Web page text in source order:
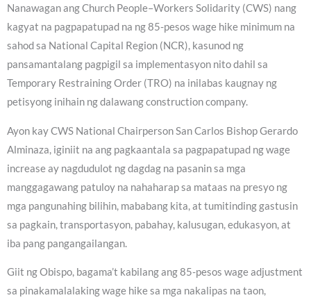
Nanawagan ang Church People–Workers Solidarity (CWS) nang
kagyat na pagpapatupad na ng 85-pesos wage hike minimum na
sahod sa National Capital Region (NCR), kasunod ng
pansamantalang pagpigil sa implementasyon nito dahil sa
Temporary Restraining Order (TRO) na inilabas kaugnay ng
petisyong inihain ng dalawang construction company.
Ayon kay CWS National Chairperson San Carlos Bishop Gerardo
Alminaza, iginiit na ang pagkaantala sa pagpapatupad ng wage
increase ay nagdudulot ng dagdag na pasanin sa mga
manggagawang patuloy na nahaharap sa mataas na presyo ng
mga pangunahing bilihin, mababang kita, at tumitinding gastusin
sa pagkain, transportasyon, pabahay, kalusugan, edukasyon, at
iba pang pangangailangan.
Giit ng Obispo, bagama’t kabilang ang 85-pesos wage adjustment
sa pinakamalalaking wage hike sa mga nakalipas na taon,